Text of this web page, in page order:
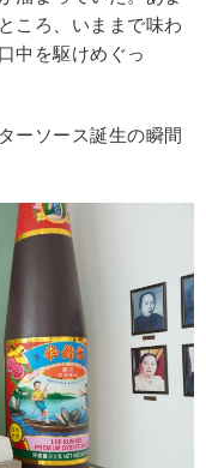
ころ、いままで味わ
中を駆けめぐっ
ーソース誕生の瞬間